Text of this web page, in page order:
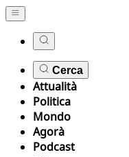
Cerca
Attualità
Politica
Mondo
Agorà
Podcast